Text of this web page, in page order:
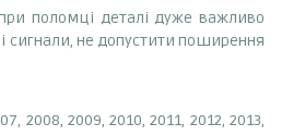
поломці деталі дуже важливо
сигнали, не допустити поширення
2008, 2009, 2010, 2011, 2012, 2013,